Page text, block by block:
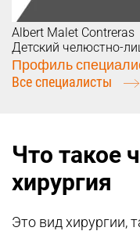
Albert Malet Contreras
Детский челюстно-
Профиль
Все специалисты
Что такое
хирургия
Это вид хирургии,